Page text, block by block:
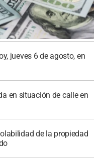
jueves 6 de agosto, en
en situación de calle en
de la propiedad